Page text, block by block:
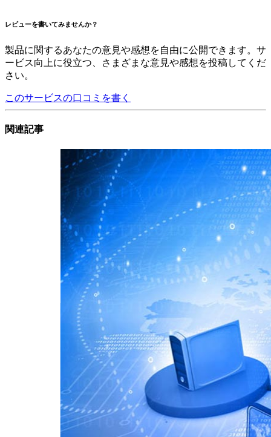
レビューを書いてみませんか？
製品に関するあなたの意見や感想を自由に公開できます。サ
ービス向上に役立つ、さまざまな意見や感想を投稿してくだ
さい。
このサービスの口コミを書く
関連記事